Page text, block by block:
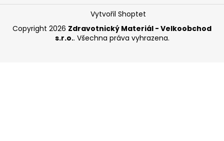
Vytvořil Shoptet
Copyright 2026 Zdravotnický Materiál - Velkoobchod
s.r.o.. Všechna práva vyhrazena.